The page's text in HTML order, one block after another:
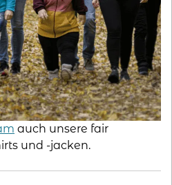
auch unsere fair
und -jacken.